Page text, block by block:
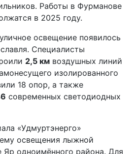
Работы в Фурманове
в 2025 году.
освещение появилось
Специалисты
2,5 км воздушных линий
изолированного
18 опор, а также
современных светодиодных
«Удмуртэнерго»
освещения лыжной
Яр одноимённого района. Для